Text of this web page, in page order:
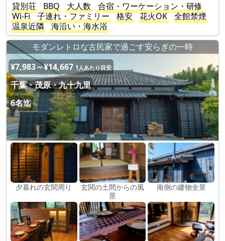
貸別荘
BBQ 大人数
合宿・ワーケーション・研修
Wi-Fi
子連れ・ファミリー 格安 花火OK
全館禁煙
温泉近隣
海沿い・海水浴
モダンレトロな古民家で過ごす安らぎの一時
¥7,983～¥14,667 1人あたり目安
千葉・茂原・九十九里
6名迄
夕暮れの玄関周り
玄関の土間からの風
景
南側の建物全景